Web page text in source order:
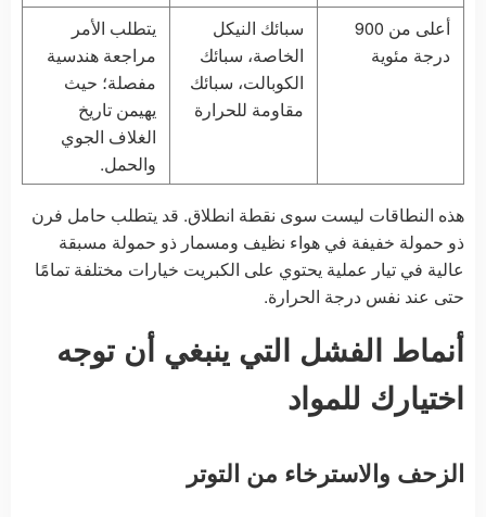
أعلى من 900
درجة مئوية
سبائك النيكل
الخاصة، سبائك
الكوبالت، سبائك
مقاومة للحرارة
يتطلب الأمر
مراجعة هندسية
مفصلة؛ حيث
يهيمن تاريخ
الغلاف الجوي
والحمل.
هذه النطاقات ليست سوى نقطة انطلاق. قد يتطلب حامل فرن
ذو حمولة خفيفة في هواء نظيف ومسمار ذو حمولة مسبقة
عالية في تيار عملية يحتوي على الكبريت خيارات مختلفة تمامًا
حتى عند نفس درجة الحرارة.
أنماط الفشل التي ينبغي أن توجه
اختيارك للمواد
الزحف والاسترخاء من التوتر